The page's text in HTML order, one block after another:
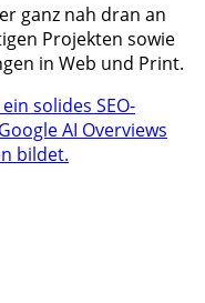
ganz nah dran an
Projekten sowie
in Web und Print.